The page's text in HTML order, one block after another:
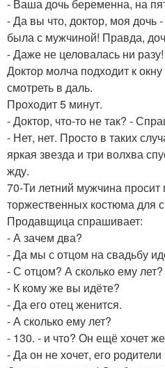
- Ваша дочь беременна, на
- Да вы что, доктор, моя дочь
была с мужчиной! Правда,
- Даже не целовалась ни
Доктор молча подходит к
смотреть в даль.
Проходит 5 минут.
- Доктор, что-то не так? -
- Нет, нет. Просто в таких
яркая звезда и три волхва
жду.
70-Ти летний мужчина
торжественных костюма для
Продавщица спрашивает:
- А зачем два?
- Да мы с отцом на свадьбу
- С отцом? А сколько ему
- К кому же вы идёте?
- Да его отец женится.
- А сколько ему лет?
- 130. - и что? Он ещё хочет
- Да он не хочет, его